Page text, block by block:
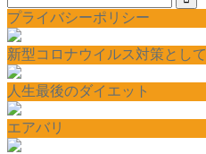
プライバシーポリシー
新型コロナウイルス対策として
人生最後のダイエット
エアバリ